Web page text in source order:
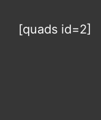
[quads id=2]